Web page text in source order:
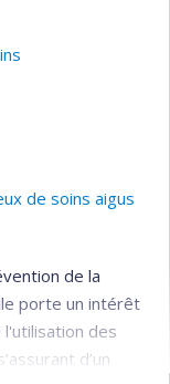
de soins aigus
de la
porte un intérêt
des
d’un